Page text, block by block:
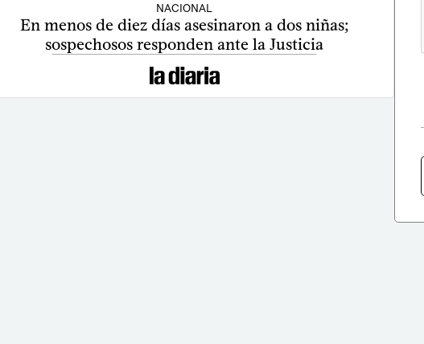
NACIONAL
En menos de diez días asesinaron a dos niñas;
sospechosos responden ante la Justicia